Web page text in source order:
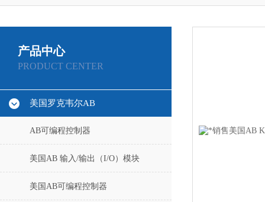
产品中心
PRODUCT CENTER
美国罗克韦尔AB
AB可编程控制器
美国AB 输入/输出（I/O）模块
美国AB可编程控制器